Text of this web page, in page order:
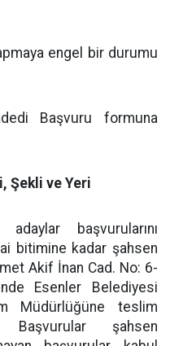
engel bir durumu
Başvuru formuna
Şekli ve Yeri
başvurularını
bitimine kadar şahsen
Akif İnan Cad. No: 6-
Esenler Belediyesi
Müdürlüğüne teslim
Başvurular şahsen